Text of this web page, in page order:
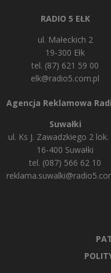
RADIO 5 EŁK
ul. Małeckich 2
19-300 Ełk
tel. (87) 621 59 00
elk@radio5.com.pl
Agencja Reklamowa
Suwałki
ul. Ks J. Zawadzkiego 2 lok.
16-400 Suwałki
tel. (087) 566 62 10